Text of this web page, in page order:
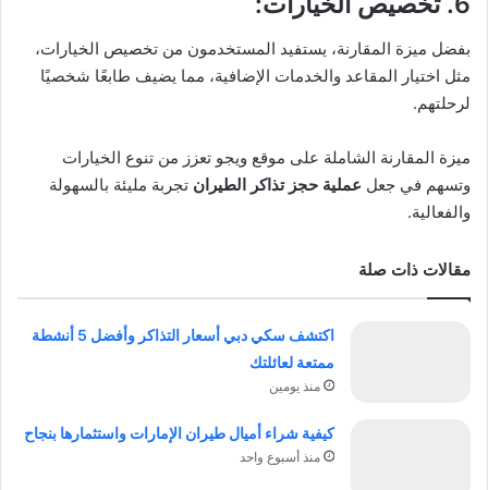
بفضل ميزة المقارنة، يستفيد المستخدمون من تخصيص الخيارات،
مثل اختيار المقاعد والخدمات الإضافية، مما يضيف طابعًا شخصيًا
لرحلتهم.
ميزة المقارنة الشاملة على موقع ويجو تعزز من تنوع الخيارات
وتسهم في جعل عملية حجز تذاكر الطيران تجربة مليئة بالسهولة
والفعالية.
مقالات ذات صلة
اكتشف سكي دبي أسعار التذاكر وأفضل 5 أنشطة
ممتعة لعائلتك
منذ يومين
كيفية شراء أميال طيران الإمارات واستثمارها بنجاح
منذ أسبوع واحد